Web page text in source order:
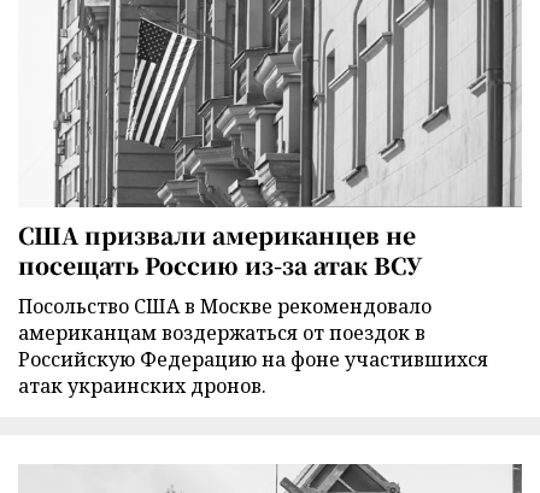
США призвали американцев не
посещать Россию из-за атак ВСУ
Посольство США в Москве рекомендовало
американцам воздержаться от поездок в
Российскую Федерацию на фоне участившихся
атак украинских дронов.